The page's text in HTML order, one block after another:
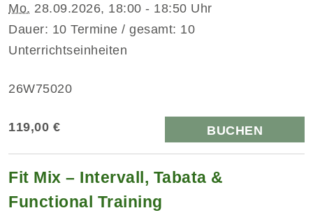
Mo. 28.09.2026, 18:00 - 18:50 Uhr
Dauer: 10 Termine / gesamt: 10
Unterrichtseinheiten
26W75020
119,00 € BUCHEN
Fit Mix – Intervall, Tabata &
Functional Training